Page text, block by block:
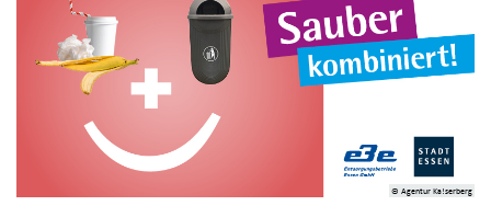
© Agentur Ka!serberg